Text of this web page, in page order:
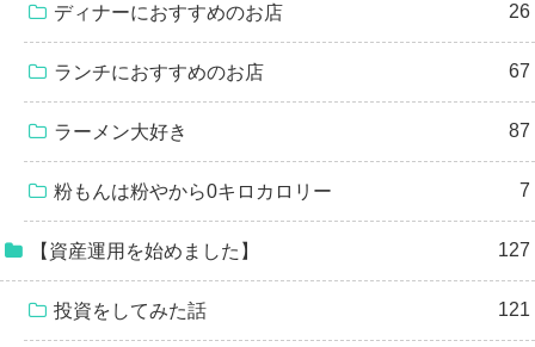
ディナーにおすすめのお店 26
ランチにおすすめのお店 67
ラーメン大好き 87
粉もんは粉やから0キロカロリー 7
【資産運用を始めました】 127
投資をしてみた話 121